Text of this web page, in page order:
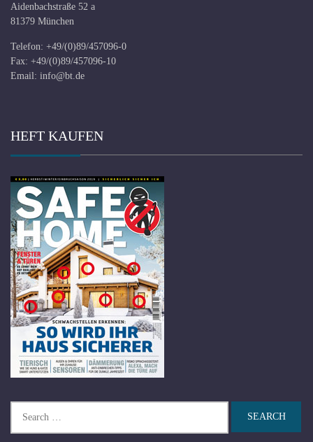
Aidenbachstraße 52 a
81379 München
Telefon: +49/(0)89/457096-0
Fax: +49/(0)89/457096-10
Email: info@bt.de
HEFT KAUFEN
for: